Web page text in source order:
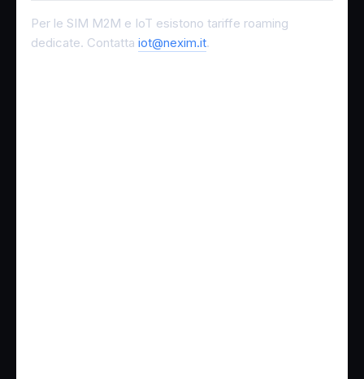
Per le SIM M2M e IoT esistono tariffe roaming
dedicate. Contatta iot@nexim.it.